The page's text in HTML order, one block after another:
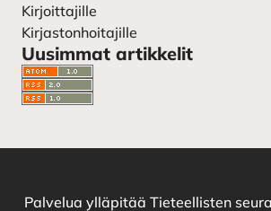
Kirjoittajille
Kirjastonhoitajille
Uusimmat artikkelit
Palvelua ylläpitää Tieteellisten